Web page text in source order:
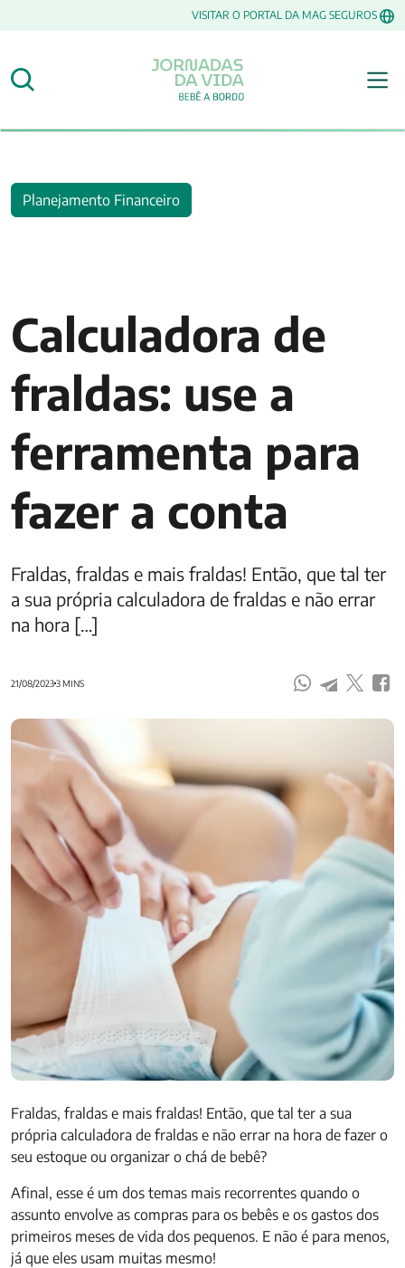
VISITAR O PORTAL DA MAG SEGUROS
Planejamento Financeiro
Calculadora de
fraldas: use a
ferramenta para
fazer a conta
Fraldas, fraldas e mais fraldas! Então, que tal ter
a sua própria calculadora de fraldas e não errar
na hora […]
21/08/20233 MINS
Fraldas, fraldas e mais fraldas! Então, que tal ter a sua
própria calculadora de fraldas e não errar na hora de fazer o
seu estoque ou organizar o chá de bebê?
Afinal, esse é um dos temas mais recorrentes quando o
assunto envolve as compras para os bebês e os gastos dos
primeiros meses de vida dos pequenos. E não é para menos,
já que eles usam muitas mesmo!